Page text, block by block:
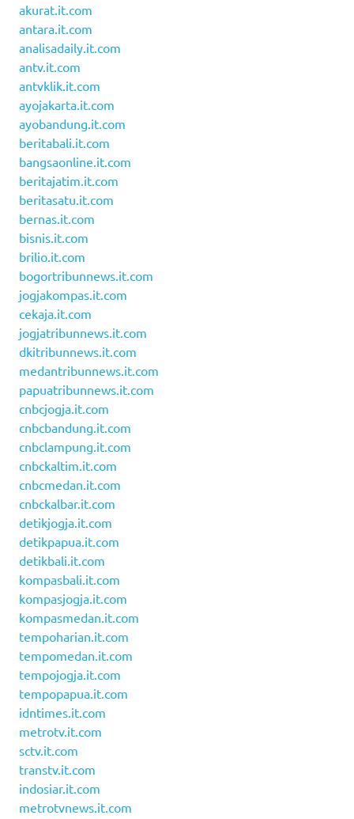
akurat.it.com
antara.it.com
analisadaily.it.com
antv.it.com
antvklik.it.com
ayojakarta.it.com
ayobandung.it.com
beritabali.it.com
bangsaonline.it.com
beritajatim.it.com
beritasatu.it.com
bernas.it.com
bisnis.it.com
brilio.it.com
bogortribunnews.it.com
jogjakompas.it.com
cekaja.it.com
jogjatribunnews.it.com
dkitribunnews.it.com
medantribunnews.it.com
papuatribunnews.it.com
cnbcjogja.it.com
cnbcbandung.it.com
cnbclampung.it.com
cnbckaltim.it.com
cnbcmedan.it.com
cnbckalbar.it.com
detikjogja.it.com
detikpapua.it.com
detikbali.it.com
kompasbali.it.com
kompasjogja.it.com
kompasmedan.it.com
tempoharian.it.com
tempomedan.it.com
tempojogja.it.com
tempopapua.it.com
idntimes.it.com
metrotv.it.com
sctv.it.com
transtv.it.com
indosiar.it.com
metrotvnews.it.com